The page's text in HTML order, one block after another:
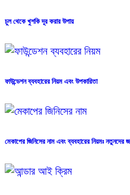
চুল থেকে খুশকি দূর করার উপায়
ফাউন্ডেশন ব্যবহারের নিয়ম এবং উপকারিতা
মেকাপের জিনিসের নাম এবং ব্যবহারের নিয়মঃ